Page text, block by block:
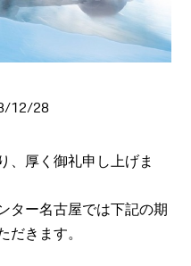
12/28
、厚く御礼申し上げま
ター名古屋では下記の期
きます。